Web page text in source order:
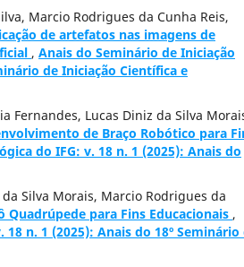
Marcio Rodrigues da Cunha Reis,
de artefatos nas imagens de
, Anais do Seminário de Iniciação
de Iniciação Científica e
Fernandes, Lucas Diniz da Silva
de Braço Robótico para
do IFG: v. 18 n. 1 (2025): Anais do
Silva Morais, Marcio Rodrigues da
Quadrúpede para Fins Educacionais ,
n. 1 (2025): Anais do 18º Seminário